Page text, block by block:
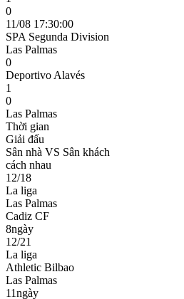
0
11/08 17:30:00
SPA Segunda Division
Las Palmas
0
Deportivo Alavés
1
0
Las Palmas
Thời gian
Giải đấu
Sân nhà VS Sân khách
cách nhau
12/18
La liga
Las Palmas
Cadiz CF
8ngày
12/21
La liga
Athletic Bilbao
Las Palmas
11ngày